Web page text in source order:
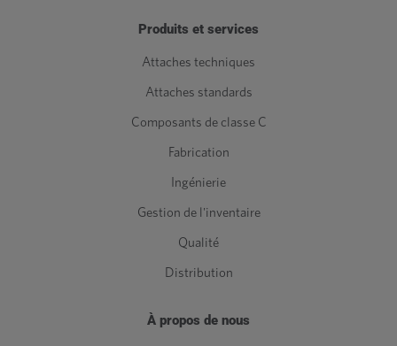
Produits et services
Attaches techniques
Attaches standards
Composants de classe C
Fabrication
Ingénierie
Gestion de l'inventaire
Qualité
Distribution
À propos de nous